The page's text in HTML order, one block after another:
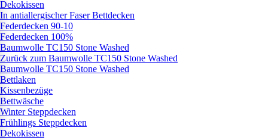
Dekokissen
In antiallergischer Faser Bettdecken
Federdecken 90-10
Federdecken 100%
Baumwolle TC150 Stone Washed
Zurück zum Baumwolle TC150 Stone Washed
Baumwolle TC150 Stone Washed
Bettlaken
Kissenbezüge
Bettwäsche
Winter Steppdecken
Frühlings Steppdecken
Dekokissen